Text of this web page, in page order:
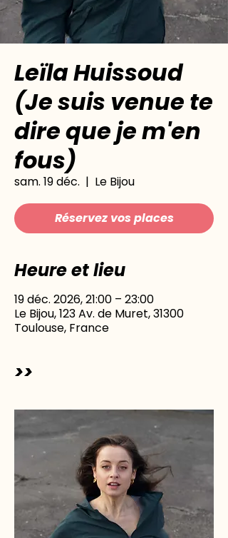
Leïla Huissoud
(Je suis venue te
dire que je m'en
fous)
sam. 19 déc.
  |
Le Bijou
Réservez vos places
Heure et lieu
19 déc. 2026, 21:00 – 23:00
Le Bijou, 123 Av. de Muret, 31300
Toulouse, France
>>